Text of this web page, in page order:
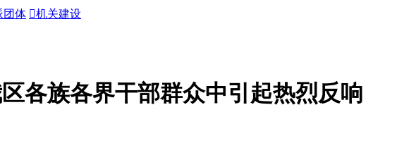
团体 机关建设
各族各界干部群众中引起热烈反响